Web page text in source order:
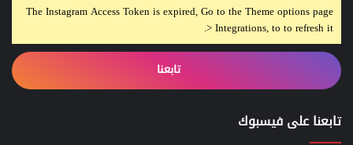
The Instagram Access Token is expired, Go to the Theme options page
> Integrations, to to refresh it.
تابعنا
تابعنا على فيسبوك